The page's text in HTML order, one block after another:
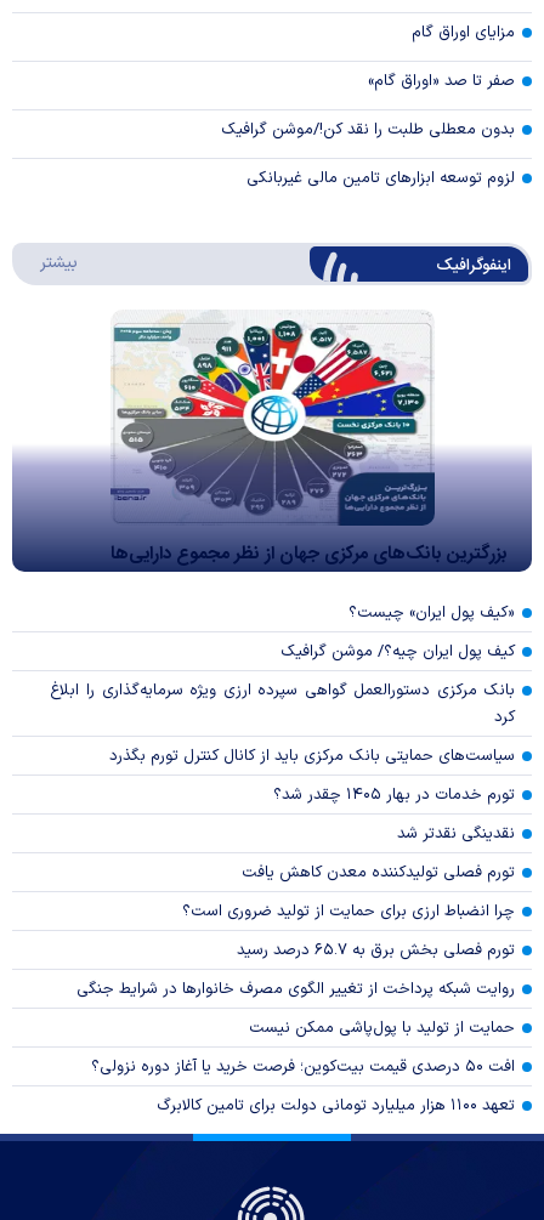
مزایای اوراق گام
صفر تا صد «اوراق گام»
بدون معطلی طلبت را نقد کن!/موشن گرافیک
لزوم توسعه ابزارهای تامین مالی غیربانکی
اینفوگرافیک بیشتر
بزرگترین بانک‌های مرکزی جهان از نظر مجموع دارایی‌ها
«کیف پول ایران» چیست؟
کیف پول ایران چیه؟/ موشن گرافیک
بانک مرکزی دستورالعمل گواهی سپرده ارزی ویژه سرمایه‌گذاری را ابلاغ
کرد
سیاست‌های حمایتی بانک مرکزی باید از کانال کنترل تورم بگذرد
تورم خدمات در بهار ۱۴۰۵ چقدر شد؟
نقدینگی نقدتر شد
تورم فصلی تولیدکننده معدن کاهش یافت
چرا انضباط ارزی برای حمایت از تولید ضروری است؟
تورم فصلی بخش برق به ۶۵.۷ درصد رسید
روایت شبکه پرداخت از تغییر الگوی مصرف خانوار‌ها در شرایط جنگی
حمایت از تولید با پول‌پاشی ممکن نیست
افت ۵۰ درصدی قیمت بیت‌کوین؛ فرصت خرید یا آغاز دوره نزولی؟
تعهد ۱۱۰۰ هزار میلیارد تومانی دولت برای تامین کالابرگ